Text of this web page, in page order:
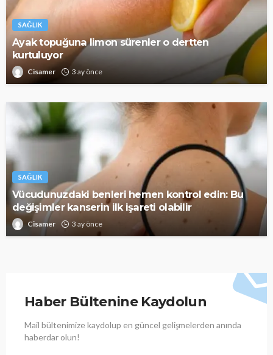
SAĞLIK
Ayak topuğuna limon sürenler o dertten
kurtuluyor
Cisamer 3 ay önce
SAĞLIK
Vücudunuzdaki benleri hemen kontrol edin: Bu
değişimler kanserin ilk işareti olabilir
Cisamer 3 ay önce
Haber Bültenine Kaydolun
Mail bültenimize kaydolup en güncel gelişmelerden anında
haberdar olun!